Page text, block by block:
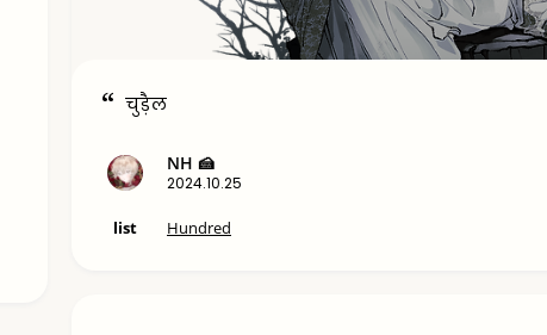
चुड़ैल
NH 🍰
2024.10.25
list Hundred